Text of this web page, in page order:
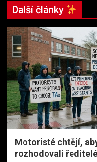
Další články
Motoristé chtějí,
rozhodovali